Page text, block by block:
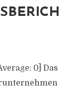
0] Das